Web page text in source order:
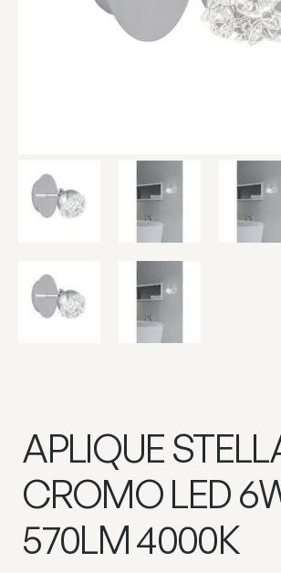
APLIQUE
CROMO LED
570LM 4000K